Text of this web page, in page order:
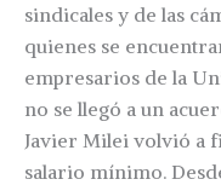
sindicales y de las
quienes se
empresarios de la
no se llegó a un
Javier Milei volvió a
salario mínimo.